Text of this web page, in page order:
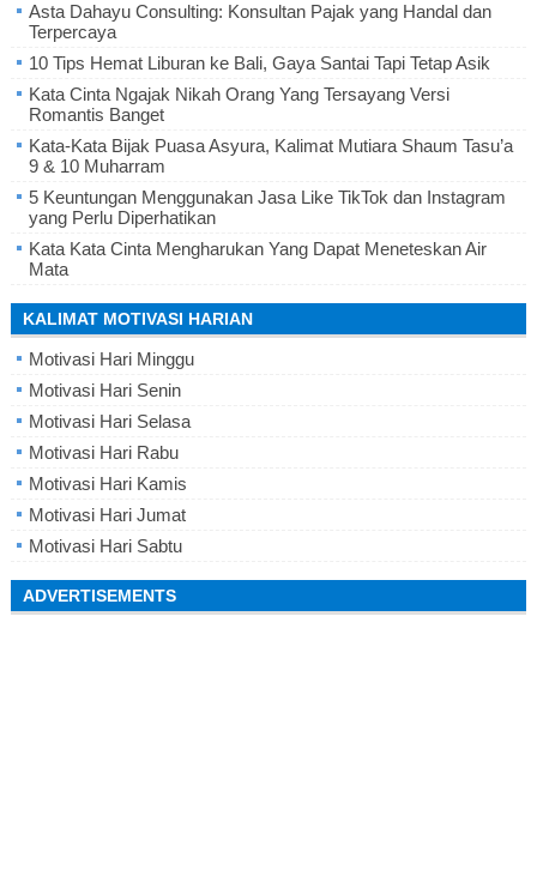
Asta Dahayu Consulting: Konsultan Pajak yang Handal dan
Terpercaya
10 Tips Hemat Liburan ke Bali, Gaya Santai Tapi Tetap Asik
Kata Cinta Ngajak Nikah Orang Yang Tersayang Versi
Romantis Banget
Kata-Kata Bijak Puasa Asyura, Kalimat Mutiara Shaum Tasu’a
9 & 10 Muharram
5 Keuntungan Menggunakan Jasa Like TikTok dan Instagram
yang Perlu Diperhatikan
Kata Kata Cinta Mengharukan Yang Dapat Meneteskan Air
Mata
KALIMAT MOTIVASI HARIAN
Motivasi Hari Minggu
Motivasi Hari Senin
Motivasi Hari Selasa
Motivasi Hari Rabu
Motivasi Hari Kamis
Motivasi Hari Jumat
Motivasi Hari Sabtu
ADVERTISEMENTS